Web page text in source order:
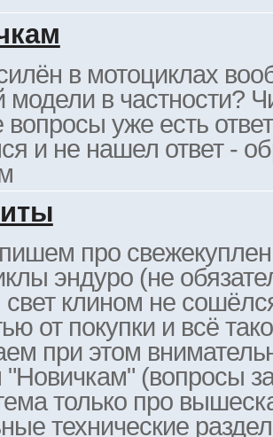
в мотоциклах
модели в частности?
вопросы уже есть
и не нашел ответ -
про
эндуро (не
свет клином не
от покупки и всё
при этом
"Новичкам" (вопросы
только про
технические